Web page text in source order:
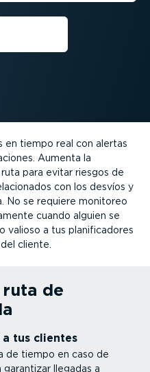
en tiempo real con alertas
Aumenta la
para evitar riesgos de
con los desvíos y
No se requiere monitoreo
cuando alguien se
valioso a tus plani­fi­ca­dores
cliente.
de
tus clientes
de tiempo en caso de
garantizar llegadas a